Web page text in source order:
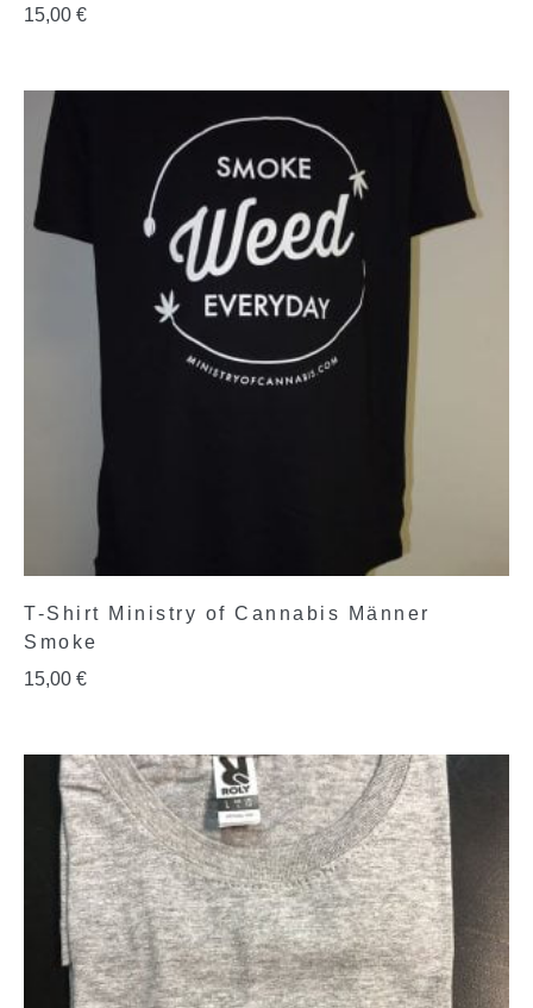
15,00 €
T-Shirt Ministry of Cannabis Männer
Smoke
15,00 €